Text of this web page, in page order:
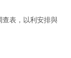
查表，以利安排與